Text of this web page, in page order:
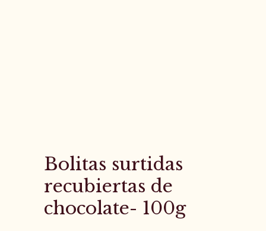
Bolitas surtidas
recubiertas de
chocolate- 100g